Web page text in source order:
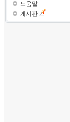
도움말
게시판